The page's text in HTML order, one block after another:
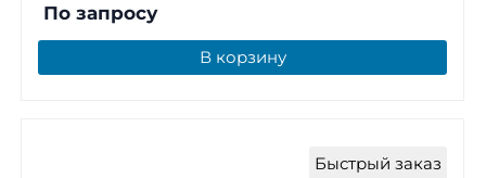
По запросу
В корзину
Быстрый заказ